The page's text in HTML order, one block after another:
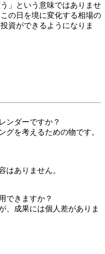
」という意味ではありませ
の日を境に変化する相場の
資ができるようになりま
ンダーですか？
グを考えるための物です。
はありません。
できますか？
、成果には個人差がありま